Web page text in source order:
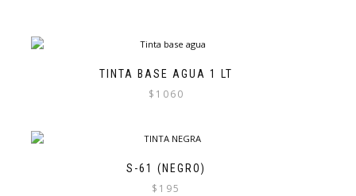
TINTA BASE AGUA 1 LT
$ 1060
S-61 (NEGRO)
$ 195